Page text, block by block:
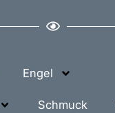
Engel
Schmuck